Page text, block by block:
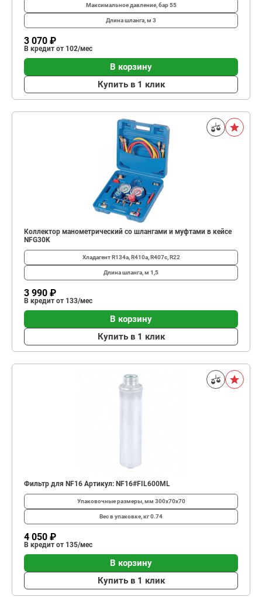
Максимальное давление, бар55
Длина шланга, м 3
3 070 ₽
В кредит от 102/мес
В корзину
Купить в 1 клик
Коллектор манометрический со шлангами и муфтами в кейсе
NFG30K
ХладагентR134a, R410a, R407c, R22
Длина шланга, м 1,5
3 990 ₽
В кредит от 133/мес
В корзину
Купить в 1 клик
Фильтр для NF16 Артикул: NF16#FIL600ML
Упаковочные размеры, мм 300х70x70
Вес в упаковке, кг0.74
4 050 ₽
В кредит от 135/мес
В корзину
Купить в 1 клик